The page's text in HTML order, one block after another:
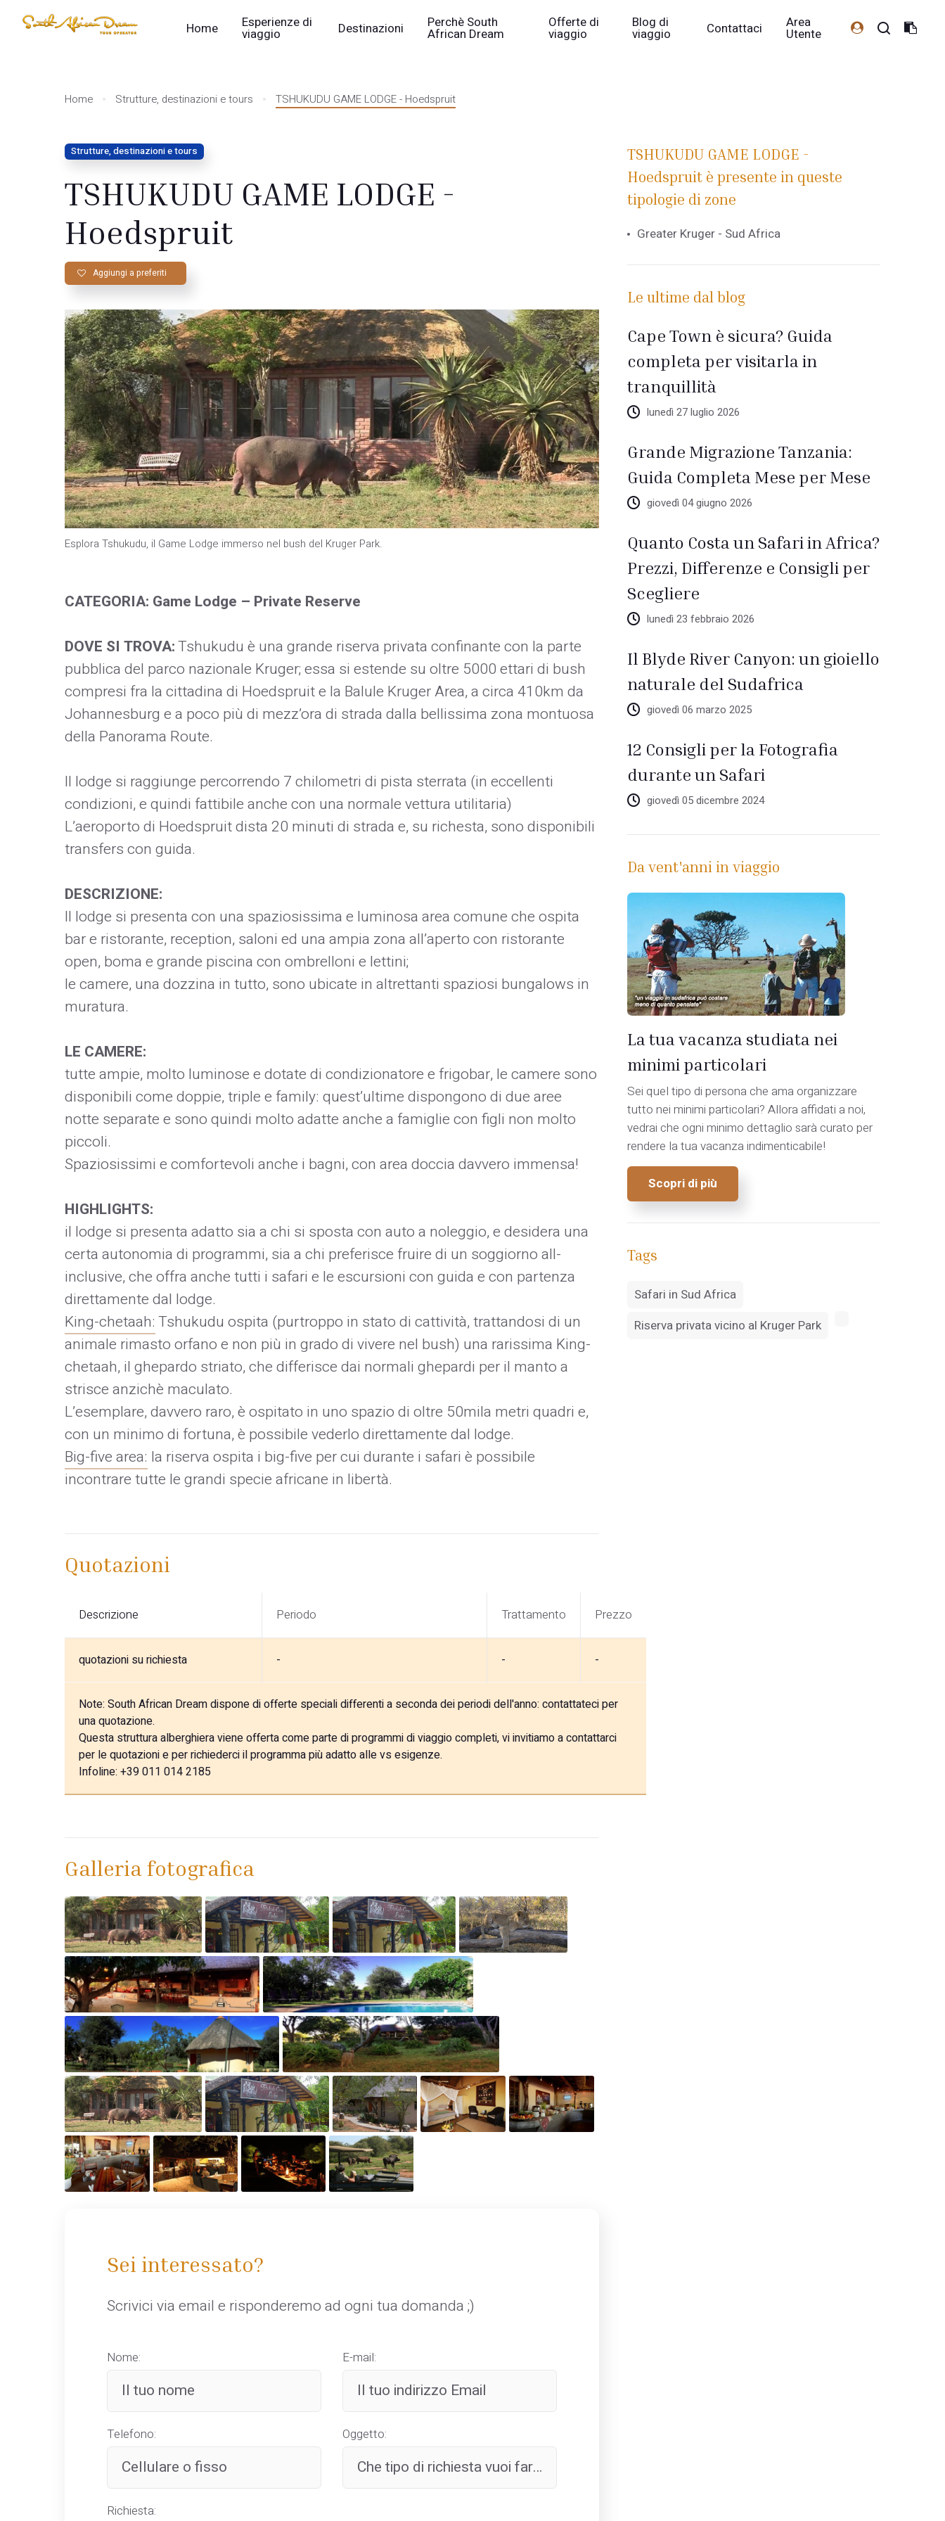
Home Esperienze di
viaggio Destinazioni Perchè South
African Dream
Offerte di
viaggio
Blog di
viaggio Contattaci Area
Utente
Home Strutture, destinazioni e tours TSHUKUDU GAME LODGE - Hoedspruit
Strutture, destinazioni e tours
TSHUKUDU GAME LODGE -
Hoedspruit
Aggiungi a preferiti
Esplora Tshukudu, il Game Lodge immerso nel bush del Kruger Park.
CATEGORIA: Game Lodge – Private Reserve
DOVE SI TROVA:Tshukudu è una grande riserva privata confinante con la parte
pubblica del parco nazionale Kruger; essa si estende su oltre 5000 ettari di bush
compresi fra la cittadina di Hoedspruit e la Balule Kruger Area, a circa 410km da
Johannesburg e a poco più di mezz’ora di strada dalla bellissima zona montuosa
della Panorama Route.
Il lodge si raggiunge percorrendo 7 chilometri di pista sterrata (in eccellenti
condizioni, e quindi fattibile anche con una normale vettura utilitaria)
L’aeroporto di Hoedspruit dista 20 minuti di strada e, su richesta, sono disponibili
transfers con guida.
DESCRIZIONE:
Il lodge si presenta con una spaziosissima e luminosa area comune che ospita
bar e ristorante, reception, saloni ed una ampia zona all’aperto con ristorante
open, boma e grande piscina con ombrelloni e lettini;
le camere, una dozzina in tutto, sono ubicate in altrettanti spaziosi bungalows in
muratura.
LE CAMERE:
tutte ampie, molto luminose e dotate di condizionatore e frigobar, le camere sono
disponibili come doppie, triple e family: quest’ultime dispongono di due aree
notte separate e sono quindi molto adatte anche a famiglie con figli non molto
piccoli.
Spaziosissimi e comfortevoli anche i bagni, con area doccia davvero immensa!
HIGHLIGHTS:
il lodge si presenta adatto sia a chi si sposta con auto a noleggio, e desidera una
certa autonomia di programmi, sia a chi preferisce fruire di un soggiorno all-
inclusive, che offra anche tutti i safari e le escursioni con guida e con partenza
direttamente dal lodge.
King-chetaah:Tshukudu ospita (purtroppo in stato di cattività, trattandosi di un
animale rimasto orfano e non più in grado di vivere nel bush) una rarissima King-
chetaah, il ghepardo striato, che differisce dai normali ghepardi per il manto a
strisce anzichè maculato.
L’esemplare, davvero raro, è ospitato in uno spazio di oltre 50mila metri quadri e,
con un minimo di fortuna, è possibile vederlo direttamente dal lodge.
Big-five area: la riserva ospita i big-five per cui durante i safari è possibile
incontrare tutte le grandi specie africane in libertà.
Quotazioni
Descrizione Periodo Trattamento Prezzo
quotazioni su richiesta - - -
Note: South African Dream dispone di offerte speciali differenti a seconda dei periodi dell'anno: contattateci per
una quotazione.
Questa struttura alberghiera viene offerta come parte di programmi di viaggio completi, vi invitiamo a contattarci
per le quotazioni e per richiederci il programma più adatto alle vs esigenze.
Infoline: +39 011 014 2185
Galleria fotografica
Sei interessato?
Scrivici via email e risponderemo ad ogni tua domanda ;)
Nome: E-mail:
Telefono: Oggetto:
Richiesta:
TSHUKUDU GAME LODGE -
Hoedspruit è presente in queste
tipologie di zone
Greater Kruger - Sud Africa
Le ultime dal blog
Cape Town è sicura? Guida
completa per visitarla in
tranquillità
lunedì 27 luglio 2026
Grande Migrazione Tanzania:
Guida Completa Mese per Mese
giovedì 04 giugno 2026
Quanto Costa un Safari in Africa?
Prezzi, Differenze e Consigli per
Scegliere
lunedì 23 febbraio 2026
Il Blyde River Canyon: un gioiello
naturale del Sudafrica
giovedì 06 marzo 2025
12 Consigli per la Fotografia
durante un Safari
giovedì 05 dicembre 2024
Da vent'anni in viaggio
La tua vacanza studiata nei
minimi particolari
Sei quel tipo di persona che ama organizzare
tutto nei minimi particolari? Allora affidati a noi,
vedrai che ogni minimo dettaglio sarà curato per
rendere la tua vacanza indimenticabile!
Scopri di più
Tags
Safari in Sud Africa
Riserva privata vicino al Kruger Park